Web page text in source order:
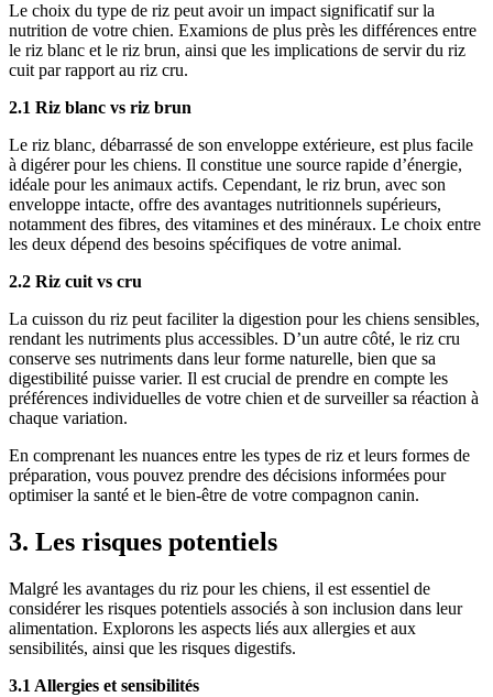
Le choix du type de riz peut avoir un impact significatif sur la
nutrition de votre chien. Examions de plus près les différences entre
le riz blanc et le riz brun, ainsi que les implications de servir du riz
cuit par rapport au riz cru.
2.1 Riz blanc vs riz brun
Le riz blanc, débarrassé de son enveloppe extérieure, est plus facile
à digérer pour les chiens. Il constitue une source rapide d’énergie,
idéale pour les animaux actifs. Cependant, le riz brun, avec son
enveloppe intacte, offre des avantages nutritionnels supérieurs,
notamment des fibres, des vitamines et des minéraux. Le choix entre
les deux dépend des besoins spécifiques de votre animal.
2.2 Riz cuit vs cru
La cuisson du riz peut faciliter la digestion pour les chiens sensibles,
rendant les nutriments plus accessibles. D’un autre côté, le riz cru
conserve ses nutriments dans leur forme naturelle, bien que sa
digestibilité puisse varier. Il est crucial de prendre en compte les
préférences individuelles de votre chien et de surveiller sa réaction à
chaque variation.
En comprenant les nuances entre les types de riz et leurs formes de
préparation, vous pouvez prendre des décisions informées pour
optimiser la santé et le bien-être de votre compagnon canin.
3. Les risques potentiels
Malgré les avantages du riz pour les chiens, il est essentiel de
considérer les risques potentiels associés à son inclusion dans leur
alimentation. Explorons les aspects liés aux allergies et aux
sensibilités, ainsi que les risques digestifs.
3.1 Allergies et sensibilités